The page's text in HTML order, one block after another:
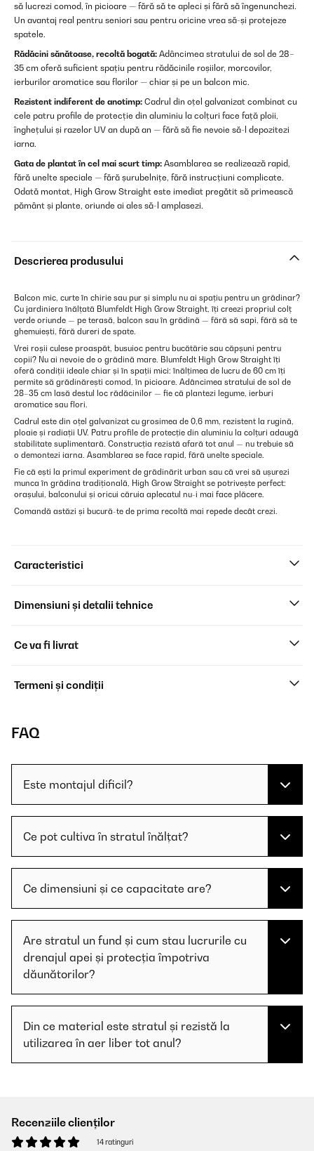
să lucrezi comod, în picioare — fără să te apleci și fără să îngenunchezi.
Un avantaj real pentru seniori sau pentru oricine vrea să-și protejeze
spatele.
Rădăcini sănătoase, recoltă bogată: Adâncimea stratului de sol de 28–
35 cm oferă suficient spațiu pentru rădăcinile roșiilor, morcovilor,
ierburilor aromatice sau florilor — chiar și pe un balcon mic.
Rezistent indiferent de anotimp: Cadrul din oțel galvanizat combinat cu
cele patru profile de protecție din aluminiu la colțuri face față ploii,
înghețului și razelor UV an după an — fără să fie nevoie să-l depozitezi
iarna.
Gata de plantat în cel mai scurt timp: Asamblarea se realizează rapid,
fără unelte speciale — fără șurubelnițe, fără instrucțiuni complicate.
Odată montat, High Grow Straight este imediat pregătit să primească
pământ și plante, oriunde ai ales să-l amplasezi.
Descrierea produsului
Balcon mic, curte în chirie sau pur și simplu nu ai spațiu pentru un grădinar?
Cu jardiniera înălțată Blumfeldt High Grow Straight, îți creezi propriul colț
verde oriunde — pe terasă, balcon sau în grădină — fără să sapi, fără să te
ghemuiești, fără dureri de spate.
Vrei roșii culese proaspăt, busuioc pentru bucătărie sau căpșuni pentru
copii? Nu ai nevoie de o grădină mare. Blumfeldt High Grow Straight îți
oferă condiții ideale chiar și în spații mici: înălțimea de lucru de 60 cm îți
permite să grădinărești comod, în picioare. Adâncimea stratului de sol de
28–35 cm lasă destul loc rădăcinilor — fie că plantezi legume, ierburi
aromatice sau flori.
Cadrul este din oțel galvanizat cu grosimea de 0,6 mm, rezistent la rugină,
ploaie și radiații UV. Patru profile de protecție din aluminiu la colțuri adaugă
stabilitate suplimentară. Construcția rezistă afară tot anul — nu trebuie să
o demontezi iarna. Asamblarea se face rapid, fără unelte speciale.
Fie că ești la primul experiment de grădinărit urban sau că vrei să ușurezi
munca în grădina tradițională, High Grow Straight se potrivește perfect:
orașului, balconului și oricui căruia aplecatul nu-i mai face plăcere.
Comandă astăzi și bucură-te de prima recoltă mai repede decât crezi.
Caracteristici
Dimensiuni și detalii tehnice
Ce va fi livrat
Termeni și condiții
FAQ
Este montajul dificil?
Ce pot cultiva în stratul înălțat?
Ce dimensiuni și ce capacitate are?
Are stratul un fund și cum stau lucrurile cu
drenajul apei și protecția împotriva
dăunătorilor?
Din ce material este stratul și rezistă la
utilizarea în aer liber tot anul?
Recenziile clienților
14 ratinguri